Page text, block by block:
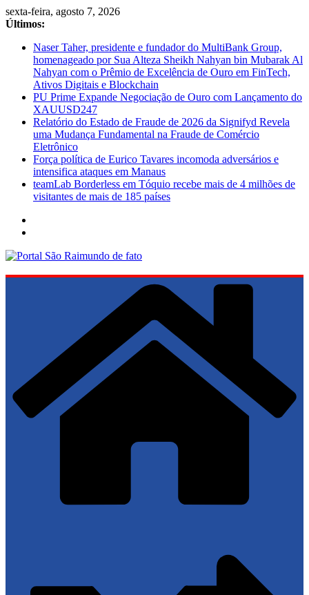
Pular
para
conteúdo
sexta-feira, agosto 7, 2026
Últimos:
Naser Taher, presidente e fundador do MultiBank Group,
homenageado por Sua Alteza Sheikh Nahyan bin Mubarak Al
Nahyan com o Prêmio de Excelência de Ouro em FinTech,
Ativos Digitais e Blockchain
PU Prime Expande Negociação de Ouro com Lançamento do
XAUUSD247
Relatório do Estado de Fraude de 2026 da Signifyd Revela
uma Mudança Fundamental na Fraude de Comércio
Eletrônico
Força política de Eurico Tavares incomoda adversários e
intensifica ataques em Manaus
teamLab Borderless em Tóquio recebe mais de 4 milhões de
visitantes de mais de 185 países